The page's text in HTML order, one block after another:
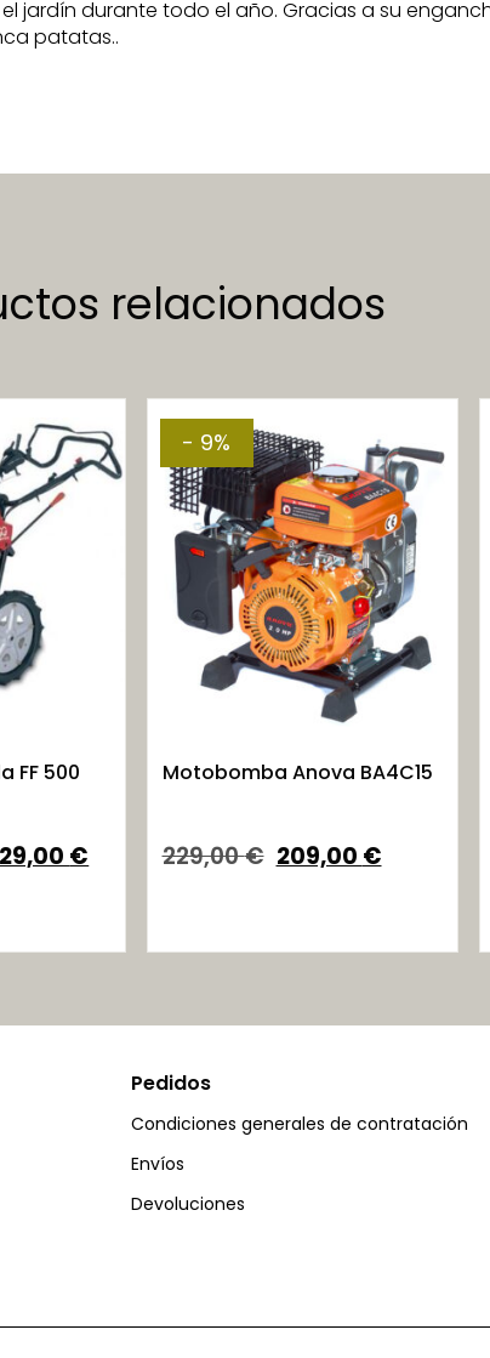
jardín durante todo el año. Gracias a su
patatas..
relacionados
FF 500
€
- 9%
Motobomba Anova BA4C15
229,00€ 209,00 €
Pedidos
Condiciones generales de contratación
Envíos
Devoluciones